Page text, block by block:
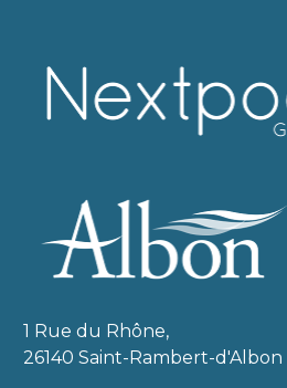
1 Rue du Rhône,
26140 Saint-Rambert-d'Albon